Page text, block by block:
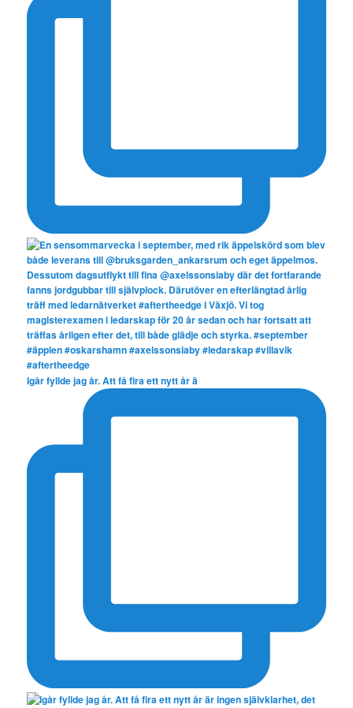
Igår fyllde jag år. Att få fira ett nytt år ä